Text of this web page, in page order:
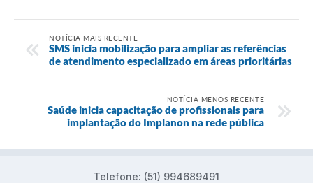
NOTÍCIA MAIS RECENTE
SMS inicia mobilização para ampliar as referências
de atendimento especializado em áreas prioritárias
NOTÍCIA MENOS RECENTE
​Saúde inicia capacitação de profissionais para
implantação do Implanon na rede pública
Telefone: (51) 994689491